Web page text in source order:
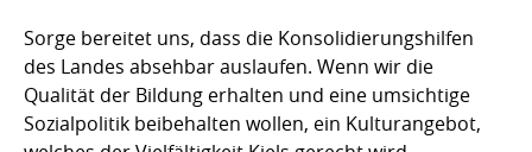
Sorge bereitet uns, dass die Konsolidierungshilfen
des Landes absehbar auslaufen. Wenn wir die
Qualität der Bildung erhalten und eine umsichtige
Sozialpolitik beibehalten wollen, ein Kulturangebot,